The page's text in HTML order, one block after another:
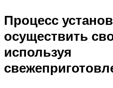
Процесс
осуществить
используя